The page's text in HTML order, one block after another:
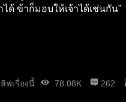
ด้ ข้าก็มอบให้เจ้าได้เช่นกัน”
ฟเรื่องนี้ 78.08K 262